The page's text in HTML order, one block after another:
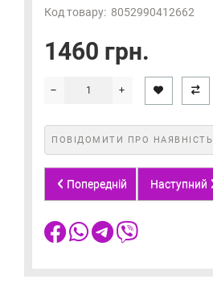
Код товару: 8052990412662
1460 грн.
ПОВІДОМИТИ ПРО НАЯВНІСТЬ
Попередній Наступний